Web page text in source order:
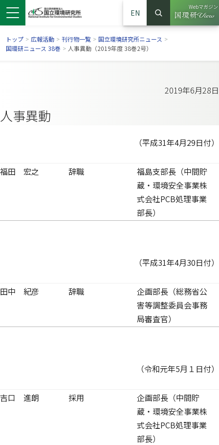
ウで開きます）
ンドウで開きます）
ウインドウで開きます）
EN
サイト内検索
検索
Webマガジン
（別ウイ
トップ > 広報活動 > 刊行物一覧 > 国立環境研究所ニュース >
国環研ニュース 38巻 > 人事異動（2019年度 38巻2号）
2019年6月28日
人事異動
（平成31年4月29日付）
福田 宏之 辞職
福島支部長（中間貯
蔵・環境安全事業株
式会社PCB処理事業
部長）
（平成31年4月30日付）
田中 紀彦 辞職
企画部長（総務省公
害等調整委員会事務
局審査官）
（令和元年5月１日付）
吉口 進朗 採用
企画部長（中間貯
蔵・環境安全事業株
式会社PCB処理事業
部長）